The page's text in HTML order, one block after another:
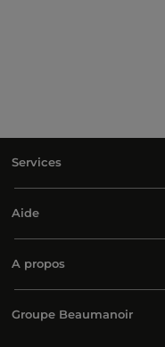
Services
Aide
A propos
Groupe Beaumanoir